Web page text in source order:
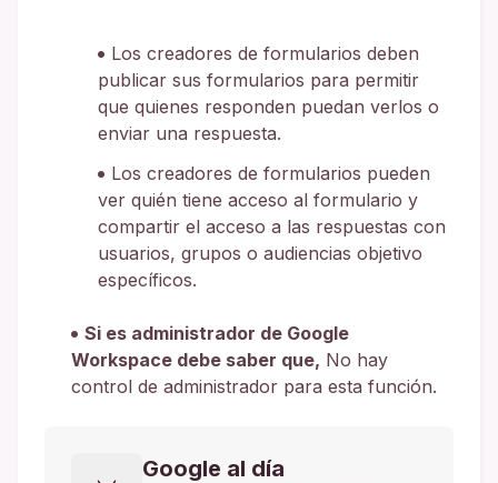
Los creadores de formularios deben
publicar sus formularios para permitir
que quienes responden puedan verlos o
enviar una respuesta.
Los creadores de formularios pueden
ver quién tiene acceso al formulario y
compartir el acceso a las respuestas con
usuarios, grupos o audiencias objetivo
específicos.
Si es administrador de Google
Workspace debe saber que, No hay
control de administrador para esta función.
Google al día